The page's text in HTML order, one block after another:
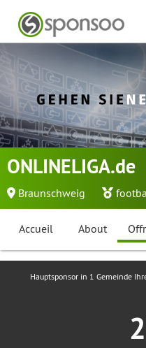
ONLINELIGA.de
Braunschweig
Accueil About
Hauptsponsor in 1 Gemeinde